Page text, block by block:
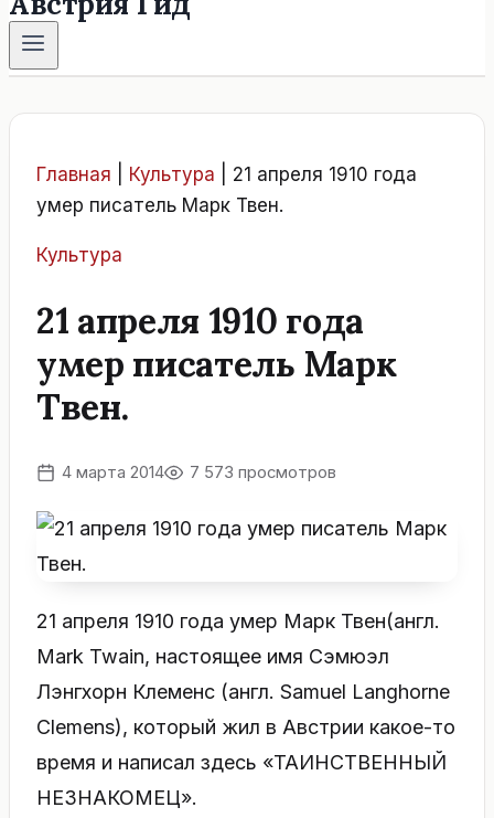
Главная Культура
21 апреля 1910 года
умер писатель Марк Твен.
Культура
21 апреля 1910 года
умер писатель Марк
Твен.
4 марта 2014 7 573 просмотров
21 апреля 1910 года умер Марк Твен(англ.
Mark Twain, настоящее имя Сэмюэл
Лэнгхорн Клеменс (англ. Samuel Langhorne
Clemens), который жил в Австрии какое-то
время и написал здесь «ТАИНСТВЕННЫЙ
НЕЗНАКОМЕЦ».